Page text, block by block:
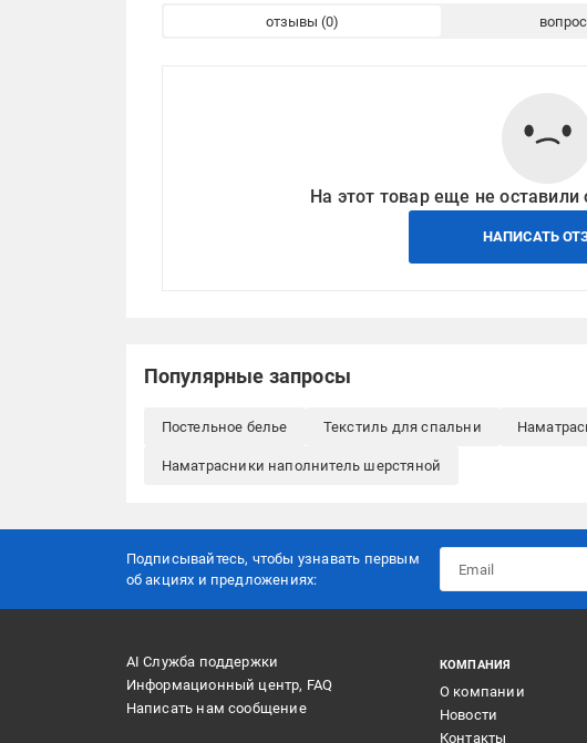
отзывы
На этот товар еще не
НАПИСАТЬ
Популярные запросы
Постельное белье Текстиль для спальни
Наматрасники наполнитель шерстяной
Подписывайтесь, чтобы узнавать первым
об акцияx и предложениях:
AI Служба поддержки
Информационный центр, FAQ
Написать нам сообщение
КОМПАНИЯ
О компании
Новости
Контакты